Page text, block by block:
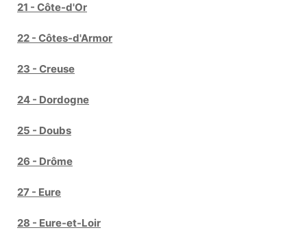
21 - Côte-d'Or
22 - Côtes-d'Armor
23 - Creuse
24 - Dordogne
25 - Doubs
26 - Drôme
27 - Eure
28 - Eure-et-Loir